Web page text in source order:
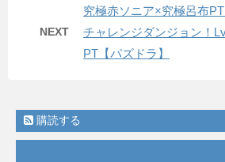
究極赤ソニア×究極呂布PT
NEXT
チャレンジダンジョン！
PT【パズドラ】
購読する